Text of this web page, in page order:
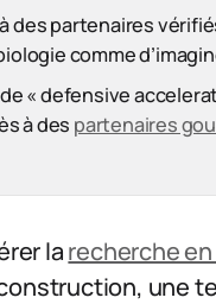
des partenaires
comme
« defensive
à des partenaires
larecherche
une